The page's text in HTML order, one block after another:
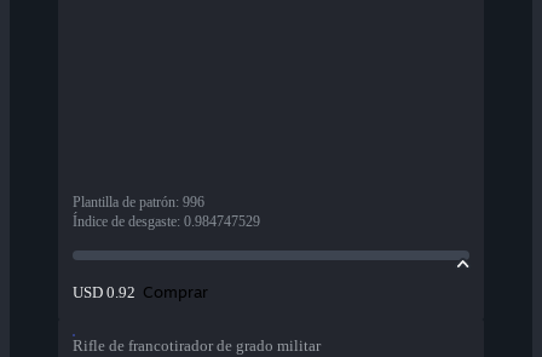
Plantilla de patrón: 996
Índice de desgaste: 0.984747529
USD 0.92 Comprar
Rifle de francotirador de grado militar